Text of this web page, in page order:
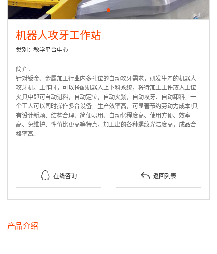
机器人攻牙工作站
类别：教学平台中心
简介：
针对钣金、金属加工行业内多孔位的自动攻牙需求，研发生产的机器人
攻牙机。工作时，可以搭配机器人上下料系统，将待加工工件放入工位
夹具中即可自动进料，自动定位，自动夹紧，自动攻牙、自动卸料，一
个工人可以同时操作多台设备，生产效率高，可显著节约劳动力成本!具
有设计新颖、结构合理、简便易用、自动化程度高、使用方便、效率
高、免维护、性价比更高等特点，加工出的各种螺纹光洁度高，成品合
格率高。
 在线咨询  返回列表
产品介绍